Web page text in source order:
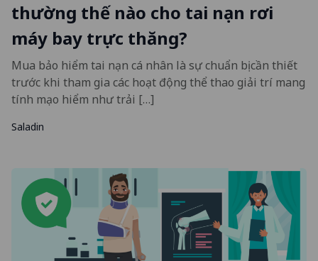
thường thế nào cho tai nạn rơi
máy bay trực thăng?
Mua bảo hiểm tai nạn cá nhân là sự chuẩn bị cần thiết
trước khi tham gia các hoạt động thể thao giải trí mang
tính mạo hiểm như trải […]
Saladin